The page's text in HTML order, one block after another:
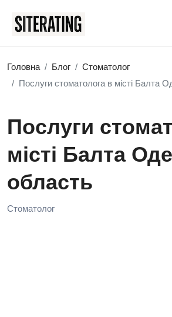
Головна Блог
Стоматолог
Послуги стоматолога в місті Балта
Послуги
місті Балта
область
Стоматолог